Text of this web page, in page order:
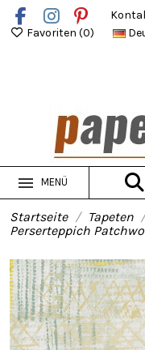
Favoriten (0)
MENÜ
Startseite Tapeten
Perserteppich